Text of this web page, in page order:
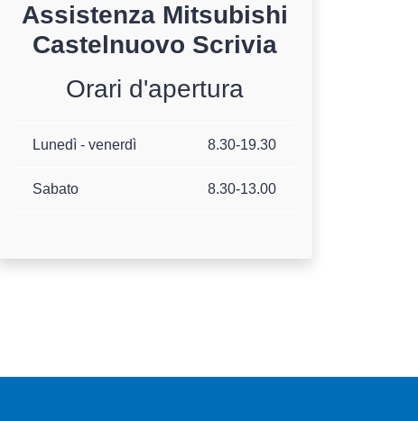
Assistenza Mitsubishi
Castelnuovo Scrivia
Orari d'apertura
Lunedì - venerdì 8.30-19.30
Sabato 8.30-13.00